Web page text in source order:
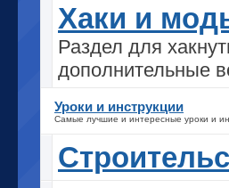
Хаки и
Раздел для
дополнительные
Уроки и инструкции
Самые лучшие и интересные уроки и